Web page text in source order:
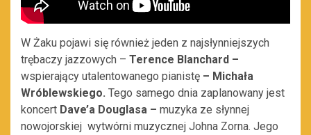
W Żaku pojawi się również jeden z najsłynniejszych
trębaczy jazzowych – Terence Blanchard –
wspierający utalentowanego pianistę – Michała
Wróblewskiego. Tego samego dnia zaplanowany jest
koncert Dave’a Douglasa – muzyka ze słynnej
nowojorskiej wytwórni muzycznej Johna Zorna. Jego